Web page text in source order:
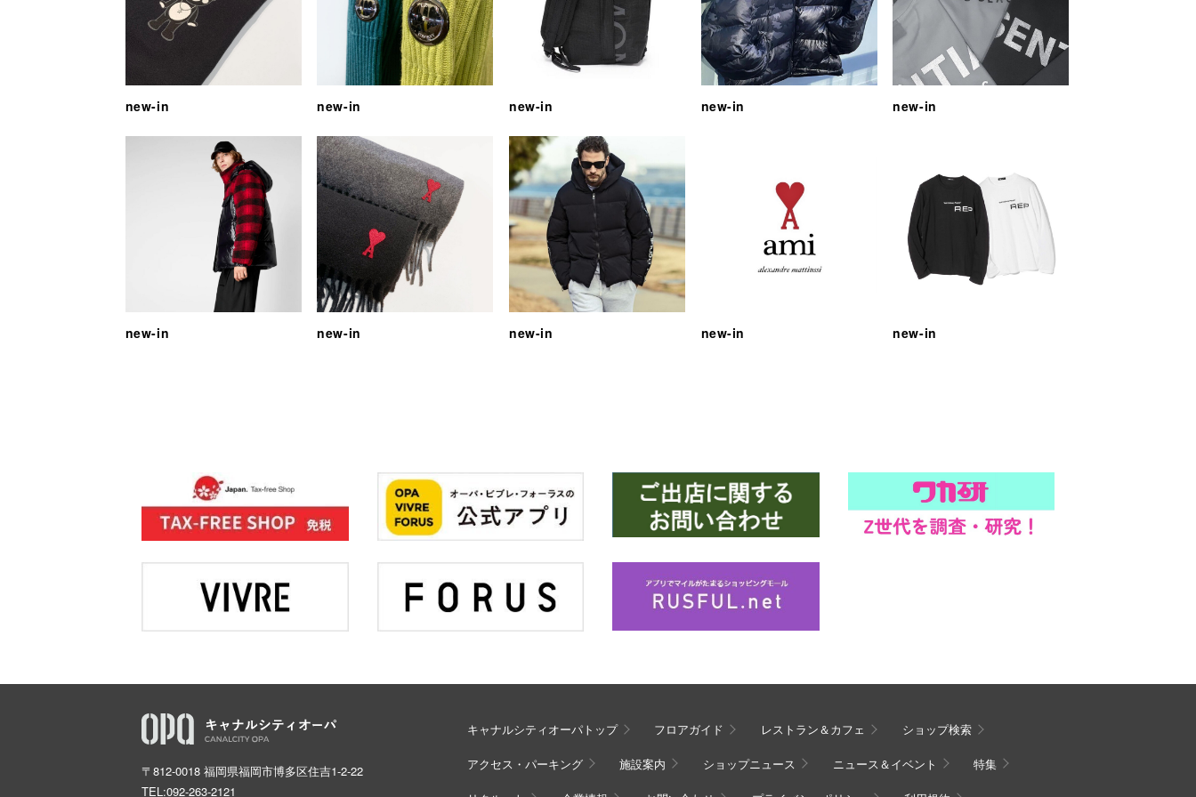
new-in new-in new-in new-in new-in
new-in new-in new-in new-in new-in
〒812-0018 福岡県福岡市博多区住吉1-2-22
TEL:092-263-2121
キャナルシティオーパトップ フロアガイド レストラン＆カフェ ショップ検索
アクセス・パーキング 施設案内 ショップニュース ニュース＆イベント 特集